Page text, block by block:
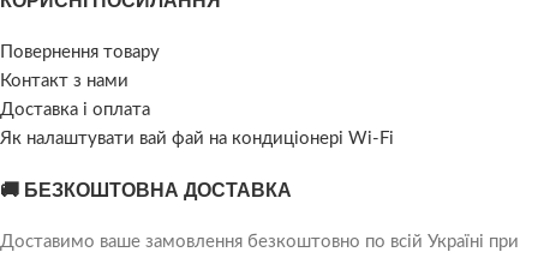
Повернення товару
Контакт з нами
Доставка і оплата
Як налаштувати вай фай на кондиціонері Wi-Fi
🚚 БЕЗКОШТОВНА ДОСТАВКА
Доставимо ваше замовлення безкоштовно по всій Україні при